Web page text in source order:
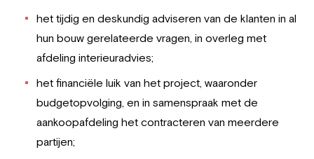
het tijdig en deskundig adviseren van de klanten in al
hun bouw gerelateerde vragen, in overleg met
afdeling interieuradvies;
het financiële luik van het project, waaronder
budgetopvolging, en in samenspraak met de
aankoopafdeling het contracteren van meerdere
partijen;